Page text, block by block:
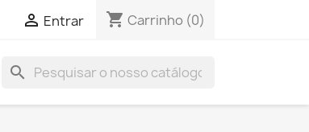
 Entrar shopping_cart Carrinho (0)
search